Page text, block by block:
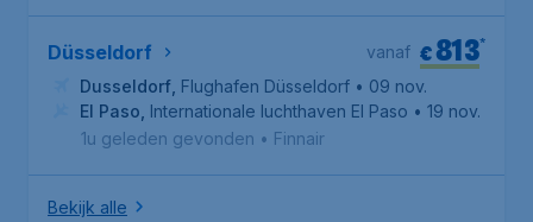
Düsseldorf €813*
vanaf
Dusseldorf Flughafen Düsseldorf • 09 nov.
El Paso Internationale luchthaven El Paso • 19 nov.
1u geleden gevonden • Finnair
Bekijk alle